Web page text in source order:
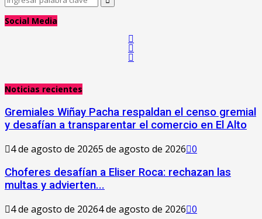
Search
Social Media
Noticias recientes
Gremiales Wiñay Pacha respaldan el censo gremial
y desafían a transparentar el comercio en El Alto
4 de agosto de 20265 de agosto de 2026 0
Choferes desafían a Eliser Roca: rechazan las
multas y advierten...
4 de agosto de 20264 de agosto de 2026 0